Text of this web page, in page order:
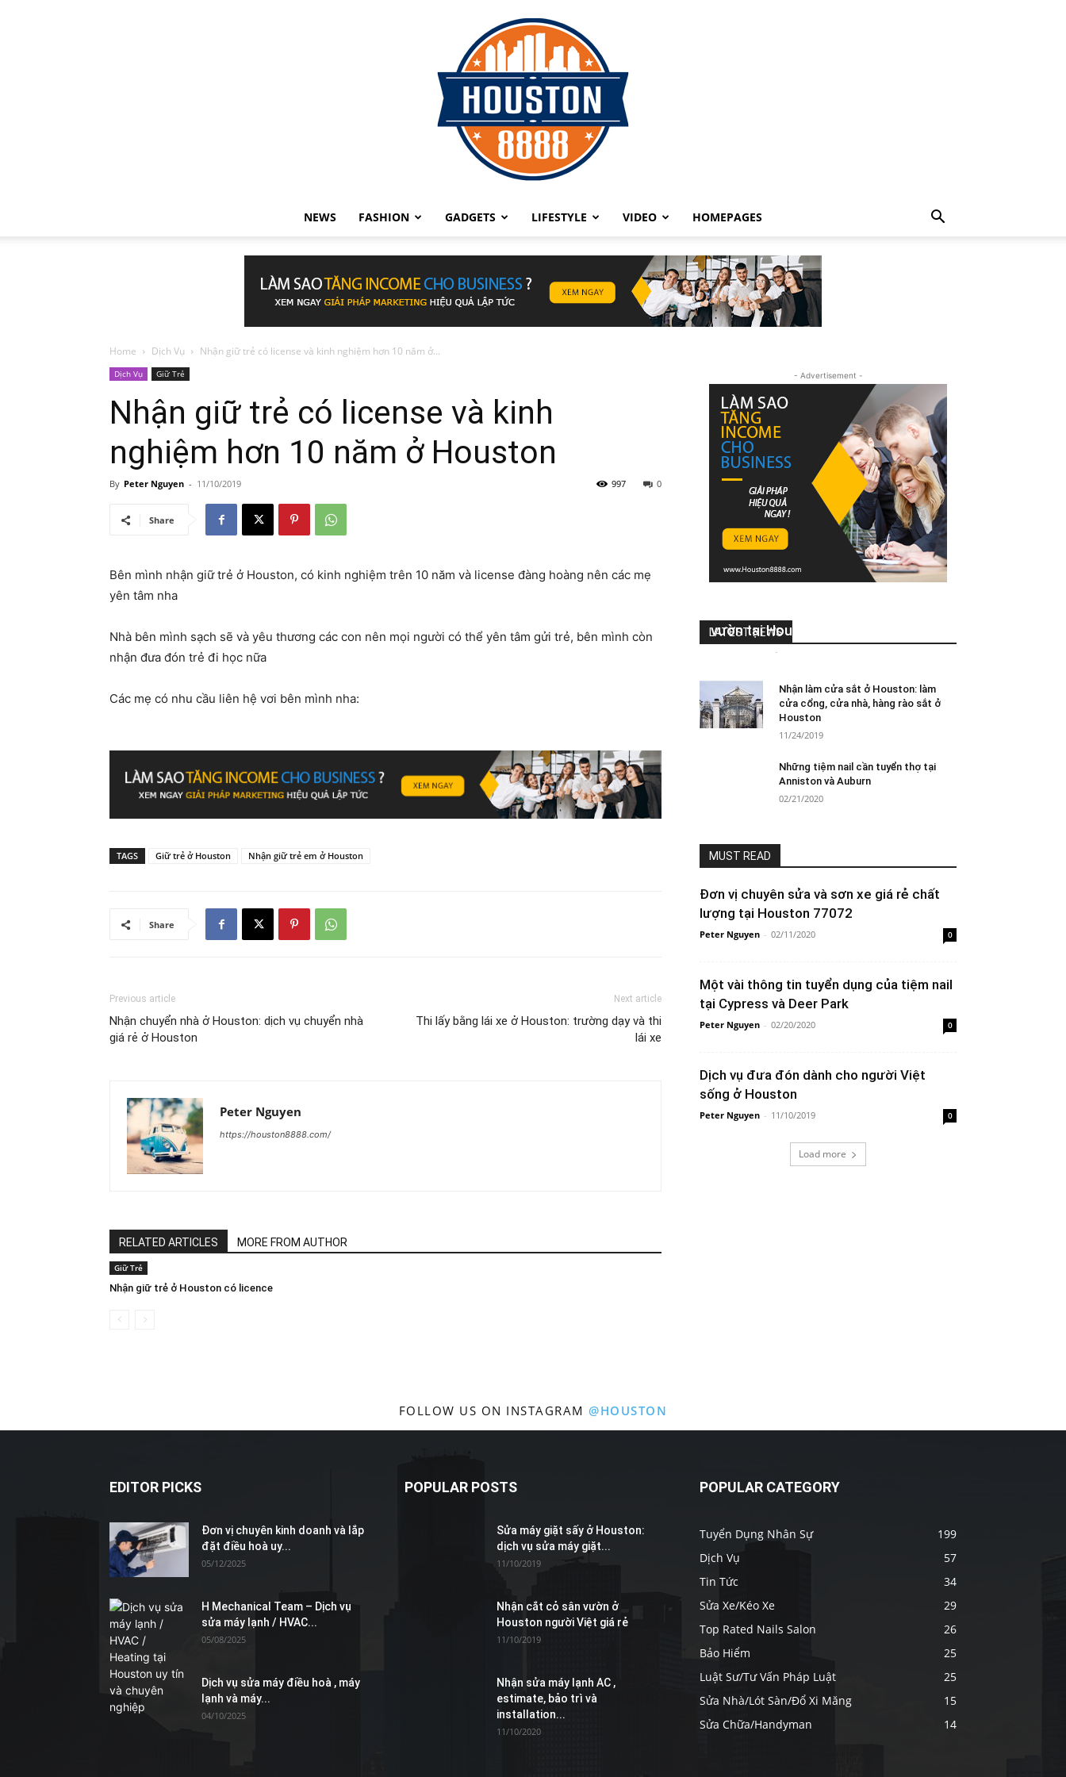
Rao
Việt
NEWS FASHION GADGETS LIFESTYLE VIDEO HOMEPAGES
Home Dịch Vụ Nhận giữ trẻ có license và kinh nghiệm hơn 10 năm ở...
Dịch Vụ Giữ Trẻ
Nhận giữ trẻ có license và kinh
nghiệm hơn 10 năm ở Houston
By Peter Nguyen - 11/10/2019 0
997
Share
Bên mình nhận giữ trẻ ở Houston, có kinh nghiệm trên 10 năm và license đàng hoàng nên các mẹ
yên tâm nha
Nhà bên mình sạch sẽ và yêu thương các con nên mọi người có thể yên tâm gửi trẻ, bên mình còn
nhận đưa đón trẻ đi học nữa
Các mẹ có nhu cầu liên hệ vơi bên mình nha:
TAGS Giữ trẻ ở Houston Nhận giữ trẻ em ở Houston
Share
Previous article
Nhận chuyển nhà ở Houston: dịch vụ chuyển nhà
giá rẻ ở Houston
Next article
Thi lấy bằng lái xe ở Houston: trường dạy và thi
lái xe
Peter Nguyen
https://houston8888.com/
RELATED ARTICLES MORE FROM AUTHOR
Giữ Trẻ
Nhận giữ trẻ ở Houston có licence
- Advertisement -
LATEST NEWS
vườn tại Houston TX 77461
-
Nhận làm cửa sắt ở Houston: làm
cửa cổng, cửa nhà, hàng rào sắt ở
Houston
11/24/2019
Những tiệm nail cần tuyển thợ tại
Anniston và Auburn
02/21/2020
MUST READ
Đơn vị chuyên sửa và sơn xe giá rẻ chất
lượng tại Houston 77072
Peter Nguyen - 02/11/2020 0
Một vài thông tin tuyển dụng của tiệm nail
tại Cypress và Deer Park
Peter Nguyen - 02/20/2020 0
Dịch vụ đưa đón dành cho người Việt
sống ở Houston
Peter Nguyen - 11/10/2019 0
Load more
FOLLOW US ON INSTAGRAM@HOUSTON
EDITOR PICKS
Đơn vị chuyên kinh doanh và lắp
đặt điều hoà uy...
05/12/2025
H Mechanical Team – Dịch vụ
sửa máy lạnh / HVAC...
05/08/2025
Dịch vụ sửa máy điều hoà , máy
lạnh và máy...
04/10/2025
POPULAR POSTS
Sửa máy giặt sấy ở Houston:
dịch vụ sửa máy giặt...
11/10/2019
Nhận cắt cỏ sân vườn ở
Houston người Việt giá rẻ
11/10/2019
Nhận sửa máy lạnh AC ,
estimate, bảo trì và
installation...
11/10/2020
POPULAR CATEGORY
Tuyển Dụng Nhân Sự
199
Dịch Vụ
57
Tin Tức
34
Sửa Xe/Kéo Xe
29
Top Rated Nails Salon
26
Bảo Hiểm
25
Luật Sư/Tư Vấn Pháp Luật
25
Sửa Nhà/Lót Sàn/Đổ Xi Măng
15
Sửa Chữa/Handyman
14